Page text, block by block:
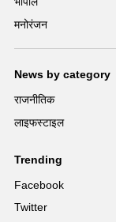
मनोरंजन
News by category
राजनीतिक
लाइफस्टाइल
Trending
Facebook
Twitter